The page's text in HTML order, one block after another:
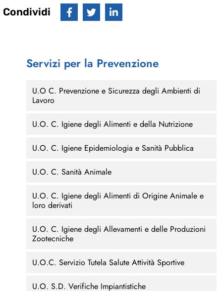
Condividi
Servizi per la Prevenzione
U.O C. Prevenzione e Sicurezza degli Ambienti di
Lavoro
U.O. C. Igiene degli Alimenti e della Nutrizione
U.O. C. Igiene Epidemiologia e Sanità Pubblica
U.O. C. Sanità Animale
U.O. C. Igiene degli Alimenti di Origine Animale e
loro derivati
U.O. C. Igiene degli Allevamenti e delle Produzioni
Zootecniche
U.O.C. Servizio Tutela Salute Attività Sportive
U.O. S.D. Verifiche Impiantistiche